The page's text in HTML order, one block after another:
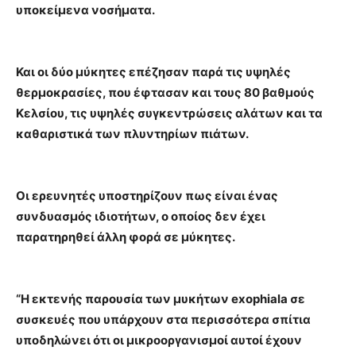
υποκείμενα νοσήματα.
Και οι δύο μύκητες επέζησαν παρά τις υψηλές
θερμοκρασίες, που έφτασαν και τους 80 βαθμούς
Κελσίου, τις υψηλές συγκεντρώσεις αλάτων και τα
καθαριστικά των πλυντηρίων πιάτων.
Οι ερευνητές υποστηρίζουν πως είναι ένας
συνδυασμός ιδιοτήτων, ο οποίος δεν έχει
παρατηρηθεί άλλη φορά σε μύκητες.
“Η εκτενής παρουσία των μυκήτων exophiala σε
συσκευές που υπάρχουν στα περισσότερα σπίτια
υποδηλώνει ότι οι μικροοργανισμοί αυτοί έχουν